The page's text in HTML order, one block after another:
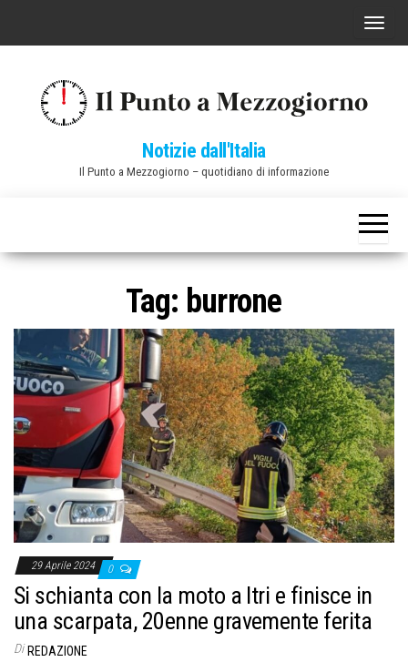
C
a
v
a
z
i
o
n
e
Notizie dall'Italia
Il Punto a Mezzogiorno – quotidiano di informazione
Tag: burrone
29 Aprile 2024 0
Si schianta con la moto a Itri e finisce in
una scarpata, 20enne gravemente ferita
Di REDAZIONE